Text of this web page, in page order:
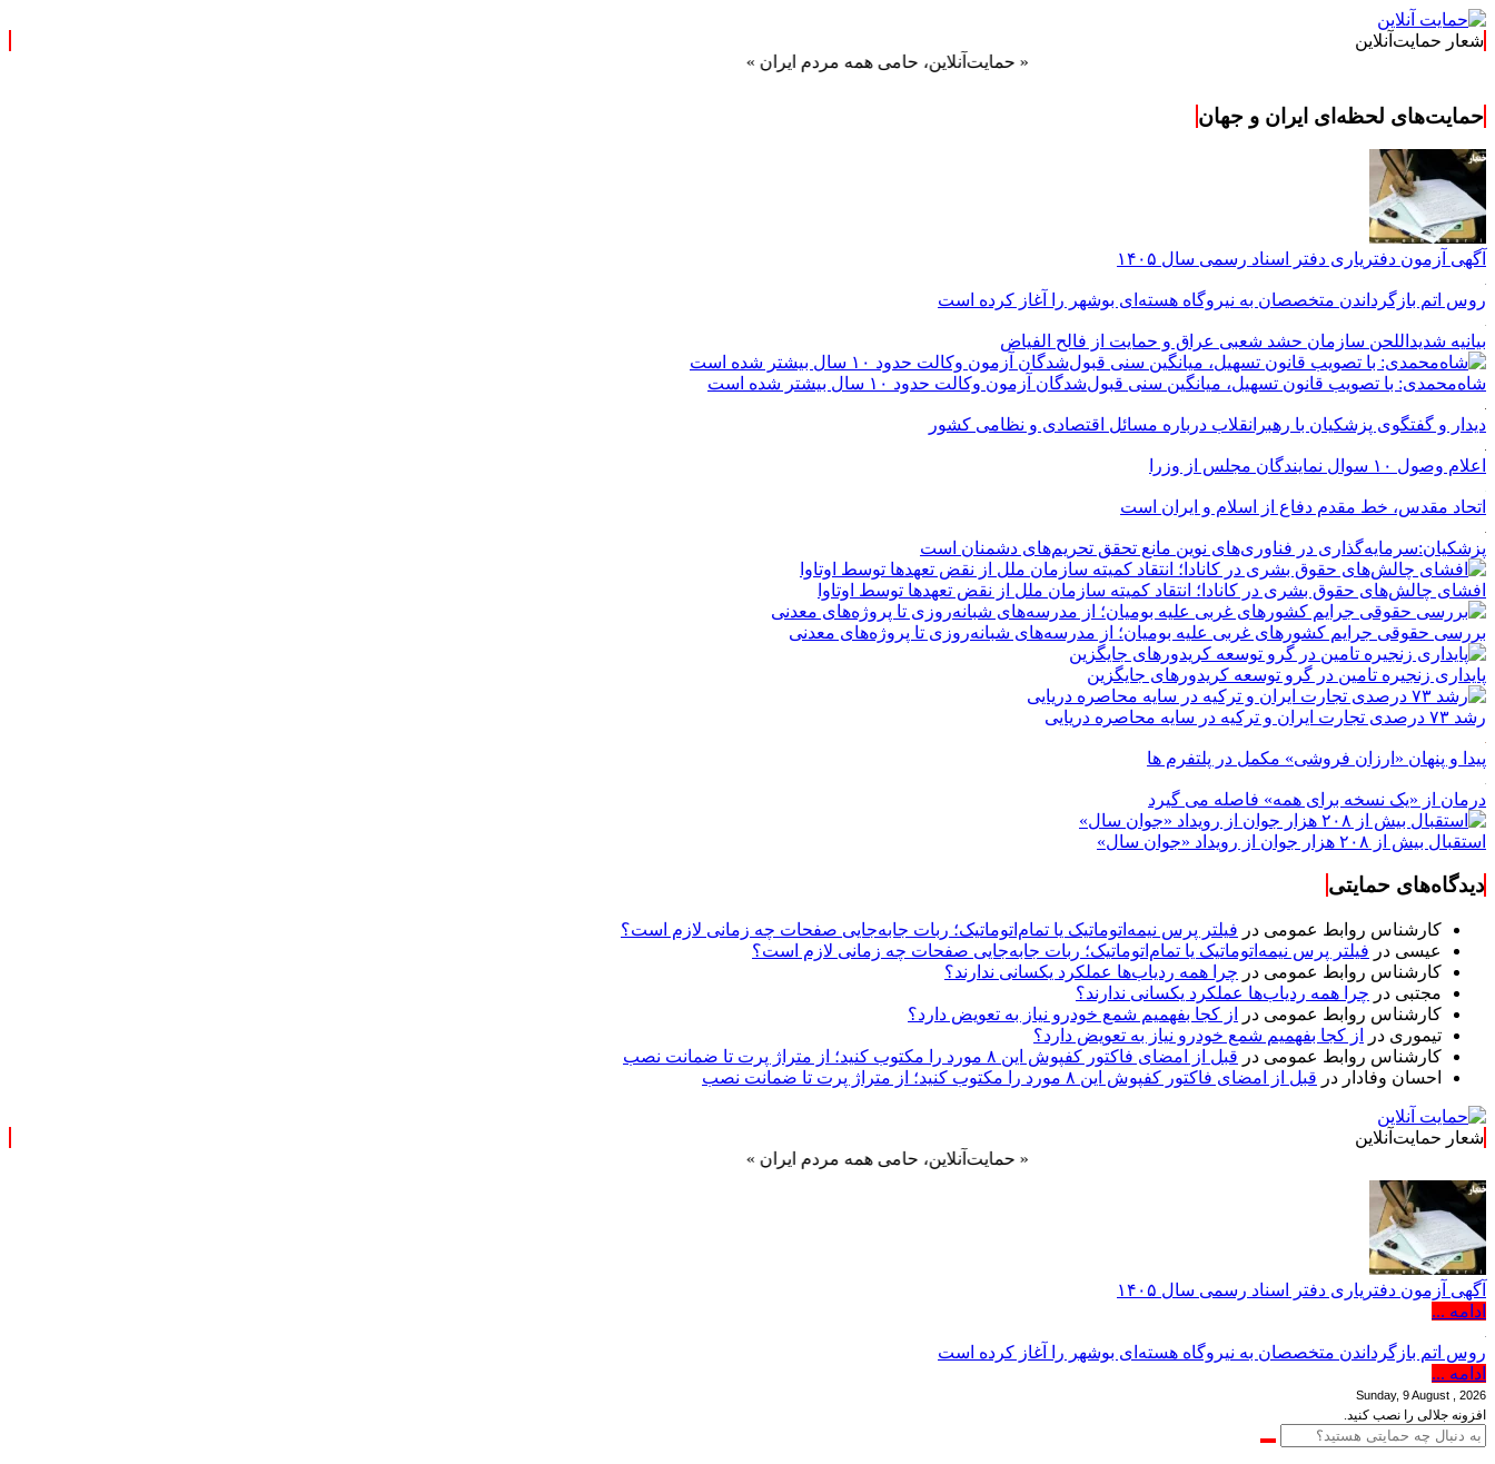
شعار حمایت‌آنلاین
« حمایت‌آنلاین، حامی همه مردم ایران »
حمایت‌های لحظه‌ای ایران و جهان
آگهی آزمون دفتریاری دفتر اسناد رسمی سال ۱۴۰۵
روس اتم بازگرداندن متخصصان به نیروگاه هسته‌ای بوشهر را آغاز کرده است
بیانیه شدیداللحن سازمان حشد شعبی عراق و حمایت از فالح الفیاض
شاه‌محمدی: با تصویب قانون تسهیل، میانگین سنی قبول‌شدگان آزمون وکالت حدود ۱۰ سال بیشتر شده است
دیدار و گفتگوی پزشکیان با رهبرانقلاب درباره مسائل اقتصادی و نظامی کشور
اعلام وصول ۱۰ سوال نمایندگان مجلس از وزرا
اتحاد مقدس، خط مقدم دفاع از اسلام و ایران است
پزشکیان:سرمایه‌گذاری در فناوری‌های نوین مانع تحقق تحریم‌های دشمنان است
افشای چالش‌های حقوق بشری در کانادا؛ انتقاد کمیته سازمان ملل از نقض تعهد‌ها توسط اوتاوا
بررسی حقوقی جرایم کشور‌های غربی علیه بومیان؛ از مدرسه‌های شبانه‌روزی تا پروژه‌های معدنی
پایداری زنجیره تامین در گرو توسعه کریدورهای جایگزین
رشد ۷۳ درصدی تجارت ایران و ترکیه در سایه محاصره دریایی
پیدا و پنهان «ارزان فروشی» مکمل در پلتفرم ها
درمان از «یک نسخه برای همه» فاصله می گیرد
استقبال بیش از ۲۰۸ هزار جوان از رویداد «جوان سال»
دیدگاه‌های حمایتی
کارشناس روابط عمومی در فیلتر پرس نیمه‌اتوماتیک یا تمام‌اتوماتیک؛ ربات جابه‌جایی صفحات چه زمانی لازم است؟
عیسی در فیلتر پرس نیمه‌اتوماتیک یا تمام‌اتوماتیک؛ ربات جابه‌جایی صفحات چه زمانی لازم است؟
کارشناس روابط عمومی در چرا همه ردیاب‌ها عملکرد یکسانی ندارند؟
مجتبی در چرا همه ردیاب‌ها عملکرد یکسانی ندارند؟
کارشناس روابط عمومی در
از کجا بفهمیم شمع خودرو نیاز به تعویض دارد؟
تیموری در
از کجا بفهمیم شمع خودرو نیاز به تعویض دارد؟
کارشناس روابط عمومی در قبل از امضای فاکتور کفپوش این ۸ مورد را مکتوب کنید؛ از متراژ پرت تا ضمانت نصب
احسان وفادار در قبل از امضای فاکتور کفپوش این ۸ مورد را مکتوب کنید؛ از متراژ پرت تا ضمانت نصب
شعار حمایت‌آنلاین
« حمایت‌آنلاین، حامی همه مردم ایران »
آگهی آزمون دفتریاری دفتر اسناد رسمی سال ۱۴۰۵
ادامه ...
روس اتم بازگرداندن متخصصان به نیروگاه هسته‌ای بوشهر را آغاز کرده است
ادامه ...
Sunday, 9 August , 2026
افزونه جلالی را نصب کنید.